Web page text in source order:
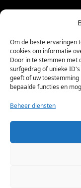
Om de beste ervaringen
cookies om informatie
Door in te stemmen met
surfgedrag of unieke
geeft of uw toestemming
bepaalde functies en
Beheer diensten